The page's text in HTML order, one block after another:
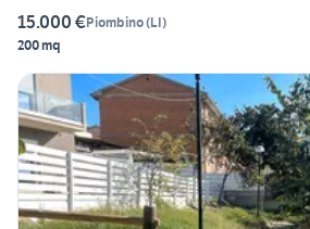
15.000 €Piombino(LI)
200 mq